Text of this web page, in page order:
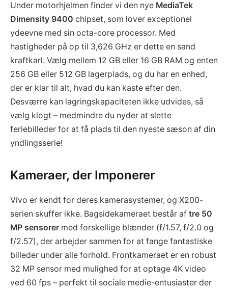
Under motorhjelmen finder vi den nye MediaTek
Dimensity 9400 chipset, som lover exceptionel
ydeevne med sin octa-core processor. Med
hastigheder på op til 3,626 GHz er dette en sand
kraftkarl. Vælg mellem 12 GB eller 16 GB RAM og enten
256 GB eller 512 GB lagerplads, og du har en enhed,
der er klar til alt, hvad du kan kaste efter den.
Desværre kan lagringskapaciteten ikke udvides, så
vælg klogt – medmindre du nyder at slette
feriebilleder for at få plads til den nyeste sæson af din
yndlingsserie!
Kameraer, der Imponerer
Vivo er kendt for deres kamerasystemer, og X200-
serien skuffer ikke. Bagsidekameraet består af tre 50
MP sensorer med forskellige blænder (f/1.57, f/2.0 og
f/2.57), der arbejder sammen for at fange fantastiske
billeder under alle forhold. Frontkameraet er en robust
32 MP sensor med mulighed for at optage 4K video
ved 60 fps – perfekt til sociale medie-entusiaster der